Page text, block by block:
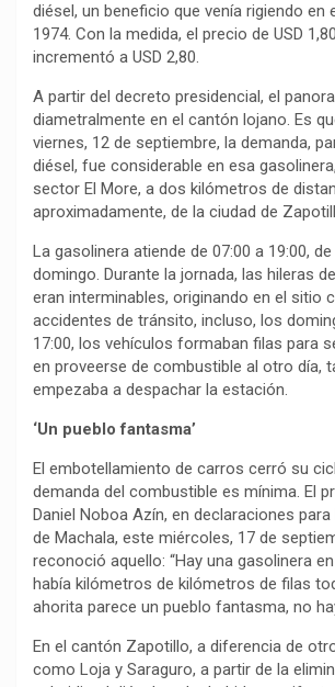
diésel, un beneficio que venía rigiendo en
1974. Con la medida, el precio de USD
incrementó a USD 2,80.
A partir del decreto presidencial, el
diametralmente en el cantón lojano. Es
viernes, 12 de septiembre, la demanda,
diésel, fue considerable en esa
sector El More, a dos kilómetros de
aproximadamente, de la ciudad de
La gasolinera atiende de 07:00 a 19:00,
domingo. Durante la jornada, las hileras
eran interminables, originando en el sitio
accidentes de tránsito, incluso, los
17:00, los vehículos formaban filas para
en proveerse de combustible al otro día,
empezaba a despachar la estación.
‘Un pueblo fantasma’
El embotellamiento de carros cerró su
demanda del combustible es mínima. El
Daniel Noboa Azín, en declaraciones para
de Machala, este miércoles, 17 de
reconoció aquello: “Hay una gasolinera
había kilómetros de kilómetros de filas
ahorita parece un pueblo fantasma, no
En el cantón Zapotillo, a diferencia de
como Loja y Saraguro, a partir de la